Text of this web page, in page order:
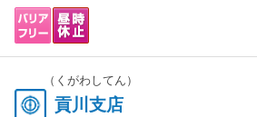
（くがわしてん）
貢川支店